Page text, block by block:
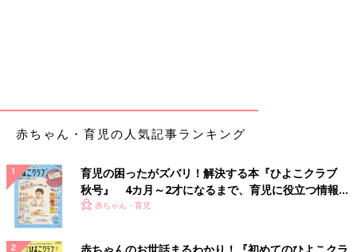
赤ちゃん・育児の人気記事ランキング
育児の困ったがズバリ！解決する本『ひよこクラブ
秋号』 4カ月～2才になるまで、育児に役立つ情報が
いっぱい！
赤ちゃん・育児
赤ちゃんのお世話まるわかり！『初めてのひよこクラ